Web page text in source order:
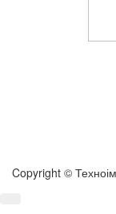
Copyright ©